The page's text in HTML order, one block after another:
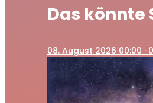
Das könnte
08. August 2026 00:00 ·